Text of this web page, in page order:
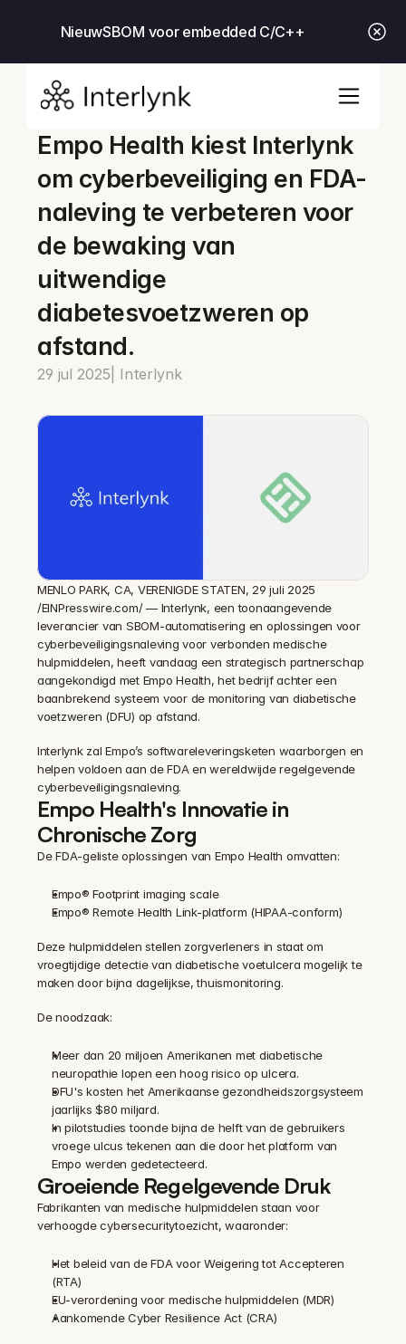
NieuwSBOM voor embedded C/C++
Empo Health kiest Interlynk
om cyberbeveiliging en FDA-
naleving te verbeteren voor
de bewaking van
uitwendige
diabetesvoetzweren op
afstand.
29 jul 2025 | Interlynk
MENLO PARK, CA, VERENIGDE STATEN, 29 juli 2025
/EINPresswire.com/ — Interlynk, een toonaangevende
leverancier van SBOM-automatisering en oplossingen voor
cyberbeveiligingsnaleving voor verbonden medische
hulpmiddelen, heeft vandaag een strategisch partnerschap
aangekondigd met Empo Health, het bedrijf achter een
baanbrekend systeem voor de monitoring van diabetische
voetzweren (DFU) op afstand.
Interlynk zal Empo’s softwareleveringsketen waarborgen en
helpen voldoen aan de FDA en wereldwijde regelgevende
cyberbeveiligingsnaleving.
Empo Health's Innovatie in
Chronische Zorg
De FDA-geliste oplossingen van Empo Health omvatten:
Empo® Footprint imaging scale
Empo® Remote Health Link-platform (HIPAA-conform)
Deze hulpmiddelen stellen zorgverleners in staat om
vroegtijdige detectie van diabetische voetulcera mogelijk te
maken door bijna dagelijkse, thuismonitoring.
De noodzaak:
Meer dan 20 miljoen Amerikanen met diabetische
neuropathie lopen een hoog risico op ulcera.
DFU's kosten het Amerikaanse gezondheidszorgsysteem
jaarlijks $80 miljard.
In pilotstudies toonde bijna de helft van de gebruikers
vroege ulcus tekenen aan die door het platform van
Empo werden gedetecteerd.
Groeiende Regelgevende Druk
Fabrikanten van medische hulpmiddelen staan voor
verhoogde cybersecuritytoezicht, waaronder:
Het beleid van de FDA voor Weigering tot Accepteren
(RTA)
EU-verordening voor medische hulpmiddelen (MDR)
Aankomende Cyber Resilience Act (CRA)